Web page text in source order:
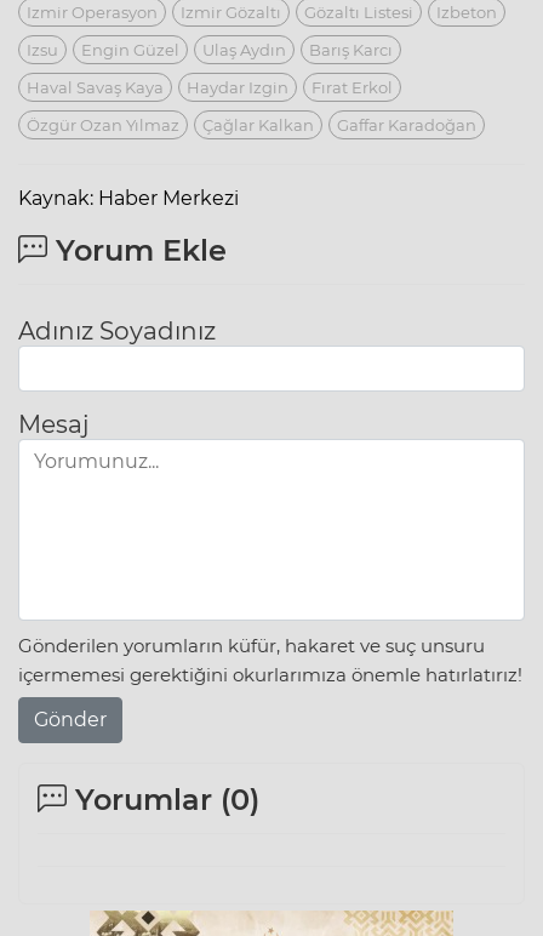
Izmir Operasyon
Izmir Gözaltı Gözaltı Listesi
Izbeton
Izsu
Engin Güzel Ulaş Aydın
Barış Karcı
Haval Savaş Kaya
Haydar Izgin
Fırat Erkol
Özgür Ozan Yılmaz
Çağlar Kalkan Gaffar Karadoğan
Kaynak: Haber Merkezi
Yorum Ekle
Adınız Soyadınız
Mesaj
Gönderilen yorumların küfür, hakaret ve suç unsuru
içermemesi gerektiğini okurlarımıza önemle hatırlatırız!
Gönder
Yorumlar (0)